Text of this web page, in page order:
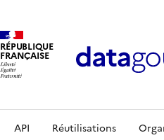
RÉPUBLIQUE
FRANÇAISE
API Réutilisations